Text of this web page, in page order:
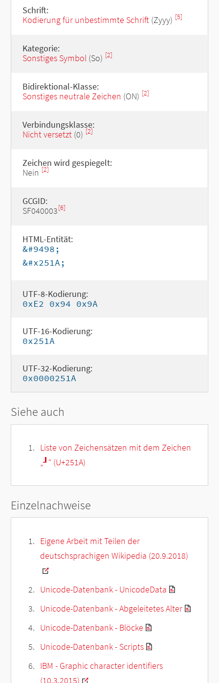
Schrift:
Kodierung für unbestimmte Schrift(Zyyy) [5]
Kategorie:
Sonstiges Symbol(So) [2]
Bidirektional-Klasse:
Sonstiges neutrale Zeichen (ON) [2]
Verbindungsklasse:
Nicht versetzt(0) [2]
Zeichen wird gespiegelt:
Nein [2]
GCGID:
SF040003[6]
HTML-Entität:
&#9498;
&#x251A;
UTF-8-Kodierung:
0xE2 0x94 0x9A
UTF-16-Kodierung:
0x251A
UTF-32-Kodierung:
0x0000251A
Siehe auch
Liste von Zeichensätzen mit dem Zeichen
„┚ “ (U+251A)
Einzelnachweise
Eigene Arbeit mit Teilen der
deutschsprachigen Wikipedia (20.9.2018)
Unicode-Datenbank - UnicodeData
Unicode-Datenbank - Abgeleitetes Alter
Unicode-Datenbank - Blöcke
Unicode-Datenbank - Scripts
IBM - Graphic character identifiers
(10.3.2015)